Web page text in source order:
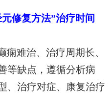
元修复方法”治疗时间
痫难治、治疗周期长、
等缺点，遵循分析病
、治疗对症、康复治疗